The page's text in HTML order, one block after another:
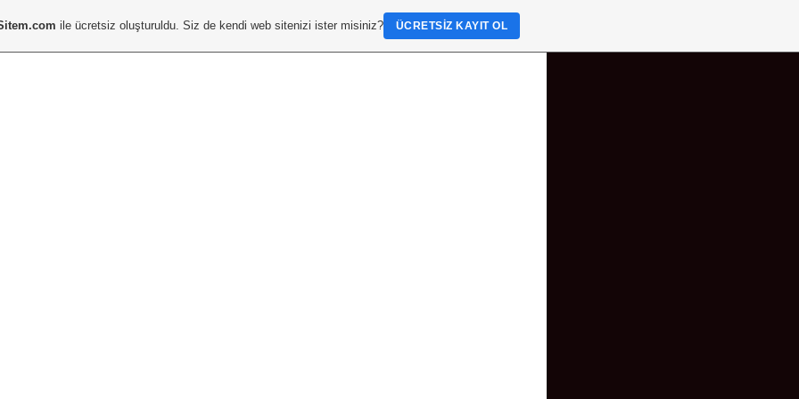
ile ücretsiz oluşturuldu. Siz de kendi web sitenizi ister misiniz? ÜCRETSIZ KAYIT OL